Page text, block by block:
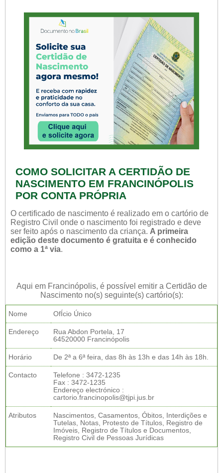
COMO SOLICITAR A CERTIDÃO DE
NASCIMENTO EM FRANCINÓPOLIS
POR CONTA PRÓPRIA
O certificado de nascimento é realizado em o cartório de
Registro Civil onde o nascimento foi registrado e deve
ser feito após o nascimento da criança. A primeira
edição deste documento é gratuita e é conhecido
como a 1ª via.
Aqui em Francinópolis, é possível emitir a Certidão de
Nascimento no(s) seguinte(s) cartório(s):
Nome OfÍcio Único
Endereço
Rua Abdon Portela, 17
64520000 Francinópolis
Horário De 2ª a 6ª feira, das 8h às 13h e das 14h às 18h.
Contacto
Telefone : 3472-1235
Fax : 3472-1235
Endereço electrónico :
cartorio.francinopolis@tjpi.jus.br
Atributos
Nascimentos, Casamentos, Óbitos, Interdições e
Tutelas, Notas, Protesto de Títulos, Registro de
Imóveis, Registro de Títulos e Documentos,
Registro Civil de Pessoas Jurídicas